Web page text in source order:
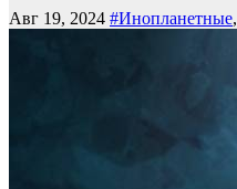
Авг 19, 2024 #Инопланетные,